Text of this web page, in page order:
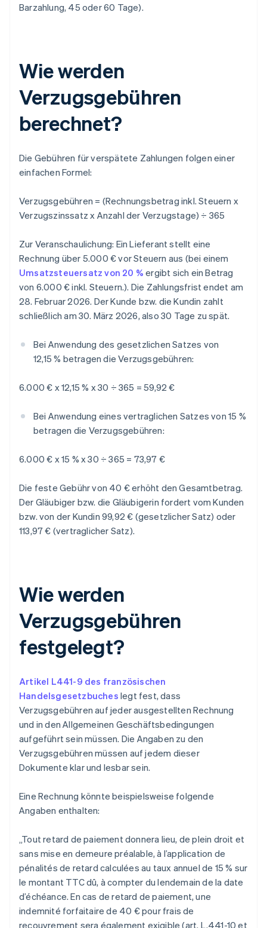
Barzahlung, 45 oder 60 Tage).
Wie werden
Verzugsgebühren
berechnet?
Die Gebühren für verspätete Zahlungen folgen einer
einfachen Formel:
Verzugsgebühren = (Rechnungsbetrag inkl. Steuern x
Verzugszinssatz x Anzahl der Verzugstage) ÷ 365
Zur Veranschaulichung: Ein Lieferant stellt eine
Rechnung über 5.000 € vor Steuern aus (bei einem
Umsatzsteuersatz von 20 % ergibt sich ein Betrag
von 6.000 € inkl. Steuern.). Die Zahlungsfrist endet am
28. Februar 2026. Der Kunde bzw. die Kundin zahlt
schließlich am 30. März 2026, also 30 Tage zu spät.
Bei Anwendung des gesetzlichen Satzes von
12,15 % betragen die Verzugsgebühren:
6.000 € x 12,15 % x 30 ÷ 365 = 59,92 €
Bei Anwendung eines vertraglichen Satzes von 15 %
betragen die Verzugsgebühren:
6.000 € x 15 % x 30 ÷ 365 = 73,97 €
Die feste Gebühr von 40 € erhöht den Gesamtbetrag.
Der Gläubiger bzw. die Gläubigerin fordert vom Kunden
bzw. von der Kundin 99,92 € (gesetzlicher Satz) oder
113,97 € (vertraglicher Satz).
Wie werden
Verzugsgebühren
festgelegt?
Artikel L441-9 des französischen
Handelsgesetzbuches legt fest, dass
Verzugsgebühren auf jeder ausgestellten Rechnung
und in den Allgemeinen Geschäftsbedingungen
aufgeführt sein müssen. Die Angaben zu den
Verzugsgebühren müssen auf jedem dieser
Dokumente klar und lesbar sein.
Eine Rechnung könnte beispielsweise folgende
Angaben enthalten:
„Tout retard de paiement donnera lieu, de plein droit et
sans mise en demeure préalable, à l’application de
pénalités de retard calculées au taux annuel de 15 % sur
le montant TTC dû, à compter du lendemain de la date
d’échéance. En cas de retard de paiement, une
indemnité forfaitaire de 40 € pour frais de
recouvrement sera également exigible (art. L.441-10 et